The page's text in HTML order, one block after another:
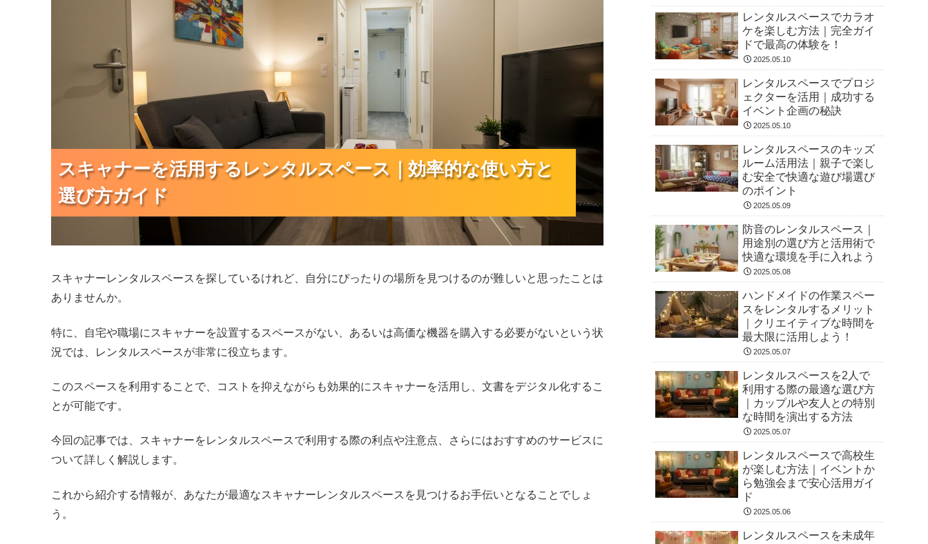
スキャナーを活用するレンタルスペース｜効率的な使い方と
選び方ガイド
スキャナーを活用するレンタルスペース｜効率的な使い方と
選び方ガイド
スキャナーを活用するレンタルスペース｜効率的な使い方と
選び方ガイド
スキャナーレンタルスペースを探しているけれど、自分にぴったりの場所を見つけるのが難しいと思ったことは
ありませんか。
特に、自宅や職場にスキャナーを設置するスペースがない、あるいは高価な機器を購入する必要がないという状
況では、レンタルスペースが非常に役立ちます。
このスペースを利用することで、コストを抑えながらも効果的にスキャナーを活用し、文書をデジタル化するこ
とが可能です。
今回の記事では、スキャナーをレンタルスペースで利用する際の利点や注意点、さらにはおすすめのサービスに
ついて詳しく解説します。
これから紹介する情報が、あなたが最適なスキャナーレンタルスペースを見つけるお手伝いとなることでしょ
う。
レンタルスペースでカラオ
ケを楽しむ方法｜完全ガイ
ドで最高の体験を！
2025.05.10
レンタルスペースでプロジ
ェクターを活用｜成功する
イベント企画の秘訣
2025.05.10
レンタルスペースのキッズ
ルーム活用法｜親子で楽し
む安全で快適な遊び場選び
のポイント
2025.05.09
防音のレンタルスペース｜
用途別の選び方と活用術で
快適な環境を手に入れよう
2025.05.08
ハンドメイドの作業スペー
スをレンタルするメリット
｜クリエイティブな時間を
最大限に活用しよう！
2025.05.07
レンタルスペースを2人で
利用する際の最適な選び方
｜カップルや友人との特別
な時間を演出する方法
2025.05.07
レンタルスペースで高校生
が楽しむ方法｜イベントか
ら勉強会まで安心活用ガイ
ド
2025.05.06
レンタルスペースを未成年